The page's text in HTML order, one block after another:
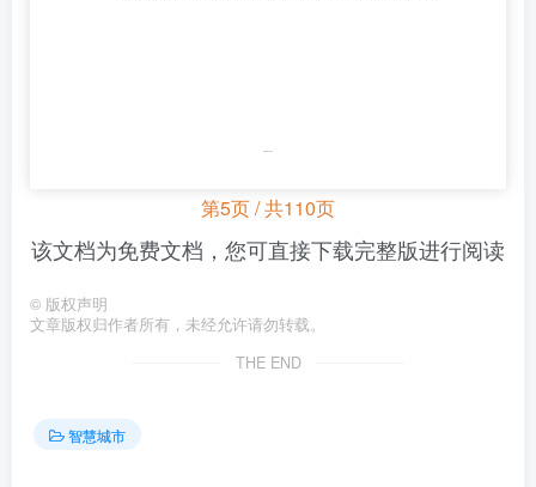
第5页 / 共110页
该文档为免费文档，您可直接下载完整版进行阅读
© 版权声明
文章版权归作者所有，未经允许请勿转载。
THE END
智慧城市